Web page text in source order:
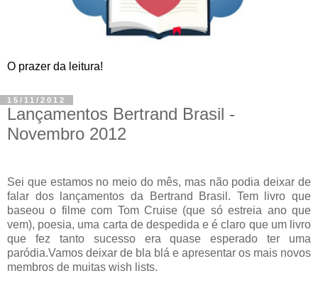
O prazer da leitura!
15/11/2012
Lançamentos Bertrand Brasil -
Novembro 2012
Sei que estamos no meio do mês, mas não podia deixar de
falar dos lançamentos da Bertrand Brasil. Tem livro que
baseou o filme com Tom Cruise (que só estreia ano que
vem), poesia, uma carta de despedida e é claro que um livro
que fez tanto sucesso era quase esperado ter uma
paródia.Vamos deixar de bla blá e apresentar os mais novos
membros de muitas wish lists.